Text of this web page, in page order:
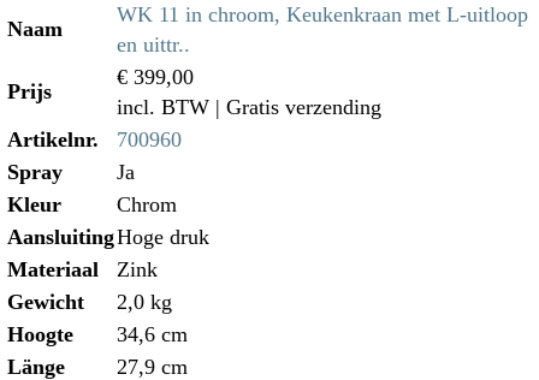
Naam
WK 11 in chroom, Keukenkraan met L-uitloop
en uittr..
Prijs
€ 399,00
incl. BTW | Gratis verzending
Artikelnr.
700960
Spray
Ja
Kleur
Chrom
AansluitingHoge druk
Materiaal
Zink
Gewicht
2,0 kg
Hoogte
34,6 cm
Länge
27,9 cm